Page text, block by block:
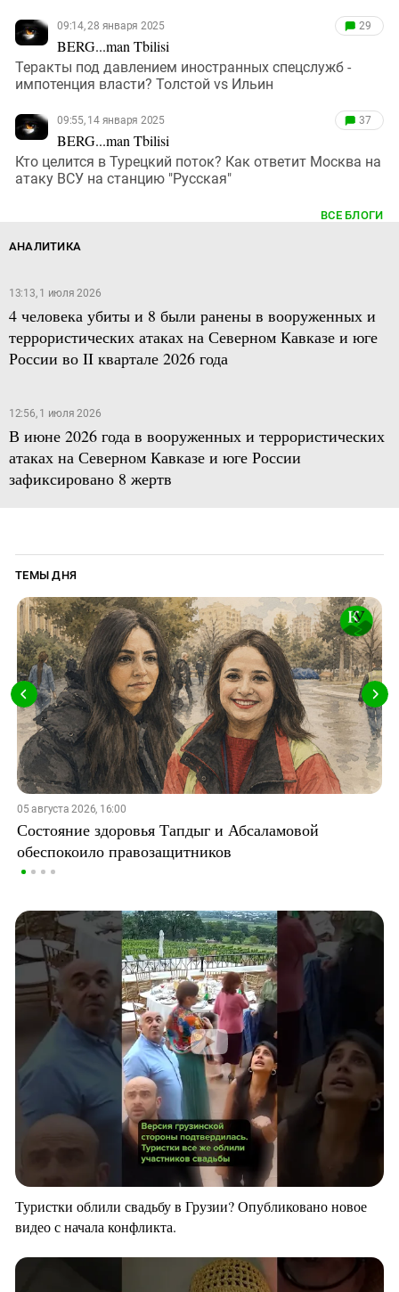
09:14, 28 января 2025
BERG...man Tbilisi
29
Теракты под давлением иностранных спецслужб -
импотенция власти? Толстой vs Ильин
09:55, 14 января 2025
BERG...man Tbilisi
37
Кто целится в Турецкий поток? Как ответит Москва на
атаку ВСУ на станцию "Русская"
ВСЕ БЛОГИ
АНАЛИТИКА
13:13, 1 июля 2026
4 человека убиты и 8 были ранены в вооруженных и
террористических атаках на Северном Кавказе и юге
России во II квартале 2026 года
12:56, 1 июля 2026
В июне 2026 года в вооруженных и террористических
атаках на Северном Кавказе и юге России
зафиксировано 8 жертв
ТЕМЫ ДНЯ
05 августа 2026, 16:00
Состояние здоровья Тапдыг и Абсаламовой
обеспокоило правозащитников
Туристки облили свадьбу в Грузии? Опубликовано новое
видео с начала конфликта.